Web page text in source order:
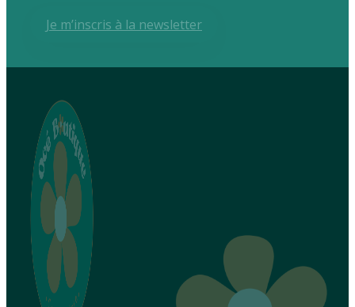
Je m’inscris à la newsletter